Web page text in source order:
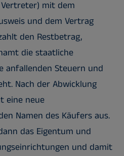
mit dem
und dem Vertrag
den Restbetrag,
die staatliche
anfallenden Steuern und
Nach der Abwicklung
eine neue
Namen des Käufers aus.
das Eigentum und
und damit